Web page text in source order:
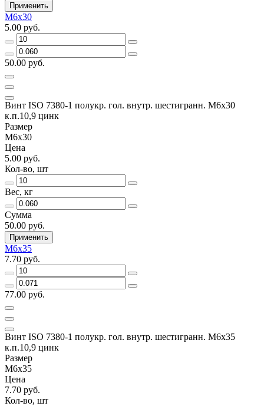
Применить
М6х30
5.00 руб.
50.00 руб.
Винт ISO 7380-1 полукр. гол. внутр. шестигранн. М6х30
к.п.10,9 цинк
Размер
М6х30
Цена
5.00 руб.
Кол-во, шт
Вес, кг
Сумма
50.00 руб.
Применить
М6х35
7.70 руб.
77.00 руб.
Винт ISO 7380-1 полукр. гол. внутр. шестигранн. М6х35
к.п.10,9 цинк
Размер
М6х35
Цена
7.70 руб.
Кол-во, шт